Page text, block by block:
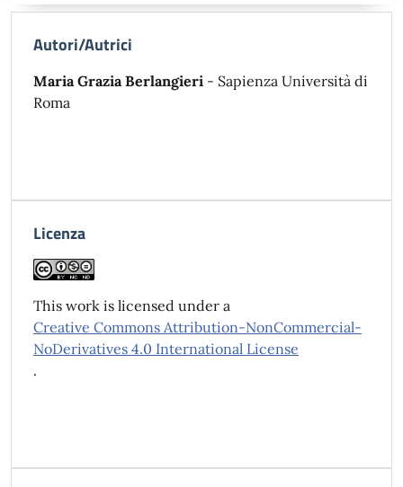
Autori/Autrici
Maria Grazia Berlangieri - Sapienza Università di
Roma
Licenza
This work is licensed under a
Creative Commons Attribution-NonCommercial-
NoDerivatives 4.0 International License
.